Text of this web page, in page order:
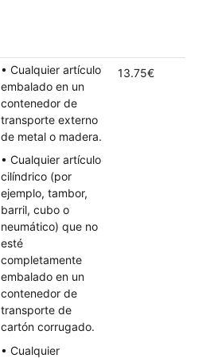
• Cualquier artículo
embalado en un
contenedor de
transporte externo
de metal o madera.
• Cualquier artículo
cilíndrico (por
ejemplo, tambor,
barril, cubo o
neumático) que no
esté
completamente
embalado en un
contenedor de
transporte de
cartón corrugado.
• Cualquier
13.75€